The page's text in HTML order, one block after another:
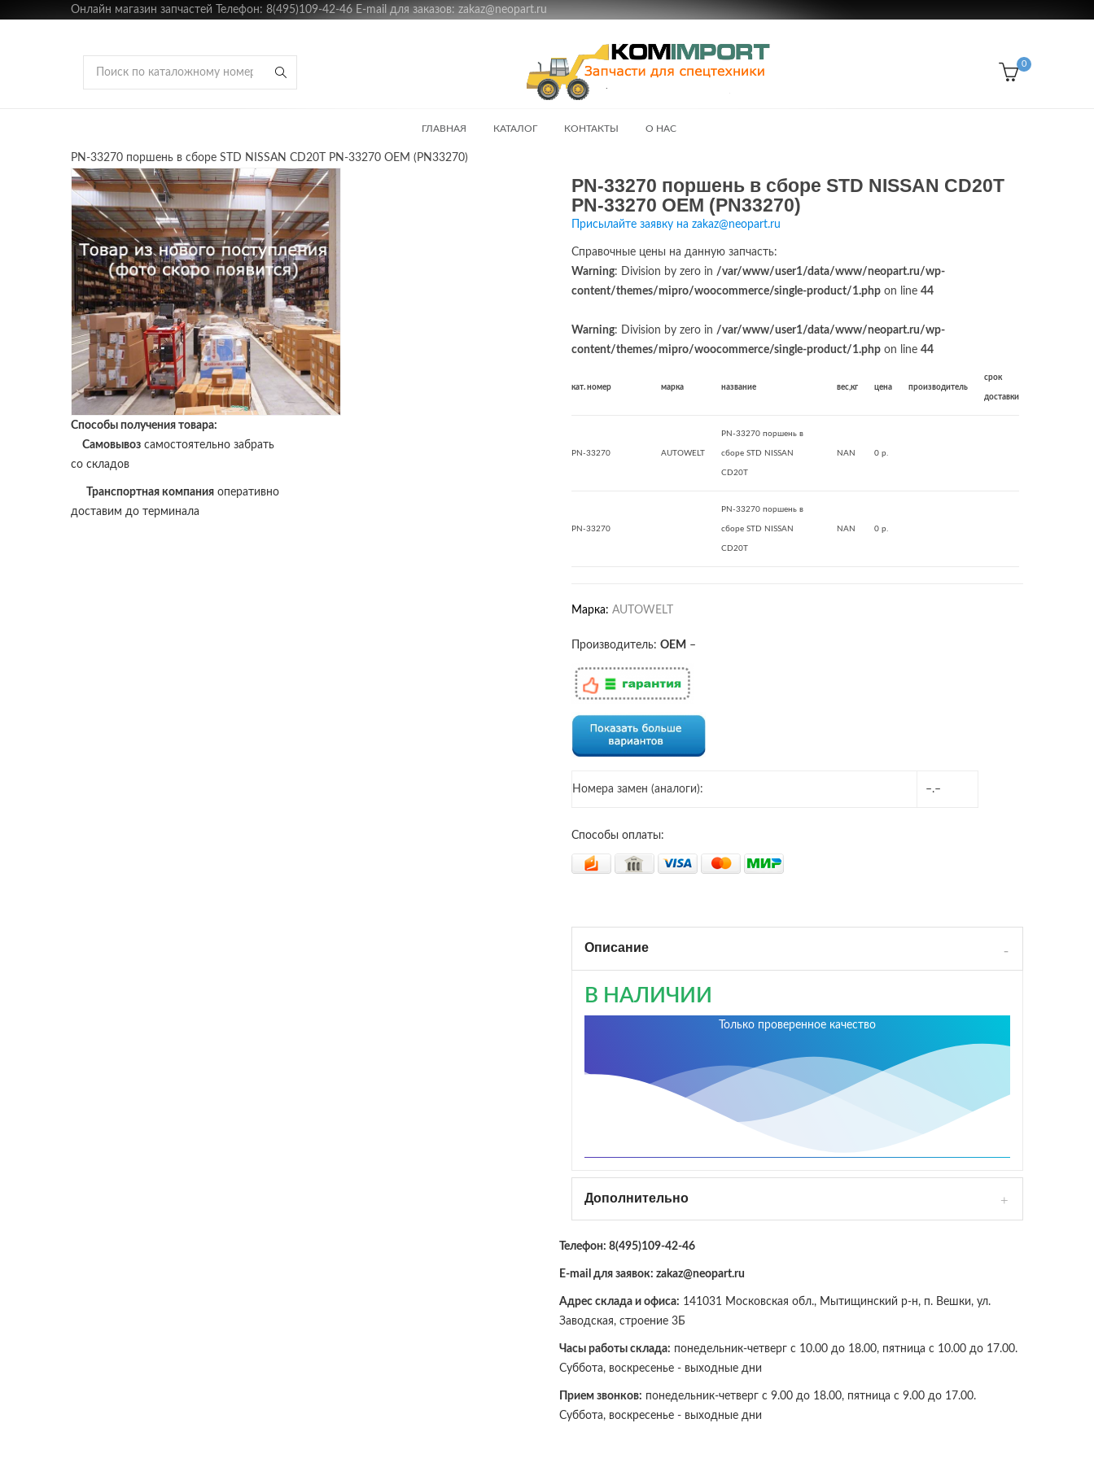
Онлайн магазин запчастей Телефон: 8(495)109-42-46 E-mail для заказов: zakaz@neopart.ru
0
ГЛАВНАЯ КАТАЛОГ КОНТАКТЫ О НАС
PN-33270 поршень в сборе STD NISSAN CD20T PN-33270 OEM (PN33270)
Способы получения товара:
Самовывоз самостоятельно забрать
со складов
Транспортная компания оперативно
доставим до терминала
PN-33270 поршень в сборе STD NISSAN CD20T
PN-33270 OEM (PN33270)
Присылайте заявку на zakaz@neopart.ru
Справочные цены на данную запчасть:
Warning: Division by zero in /var/www/user1/data/www/neopart.ru/wp-
content/themes/mipro/woocommerce/single-product/1.php on line 44
Warning: Division by zero in /var/www/user1/data/www/neopart.ru/wp-
content/themes/mipro/woocommerce/single-product/1.php on line 44
кат. номер марка название вес,кг цена производитель
срок
доставки
PN-33270 AUTOWELT
PN-33270 поршень в
сборе STD NISSAN
CD20T
NAN 0 р.
PN-33270
PN-33270 поршень в
сборе STD NISSAN
CD20T
NAN 0 р.
Марка: AUTOWELT
Производитель: OEM –
Номера замен (аналоги): –.–
Способы оплаты:
Описание
В НАЛИЧИИ
Только проверенное качество
Дополнительно
Телефон: 8(495)109-42-46
E-mail для заявок: zakaz@neopart.ru
Адрес склада и офиса: 141031 Московская обл., Мытищинский р-н, п. Вешки, ул.
Заводская, строение 3Б
Часы работы склада: понедельник-четверг с 10.00 до 18.00, пятница с 10.00 до 17.00.
Суббота, воскресенье - выходные дни
Прием звонков: понедельник-четверг с 9.00 до 18.00, пятница с 9.00 до 17.00.
Суббота, воскресенье - выходные дни